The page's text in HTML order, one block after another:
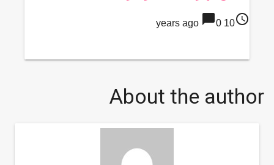
access_time
10 years ago
chat_bubble0
About the author